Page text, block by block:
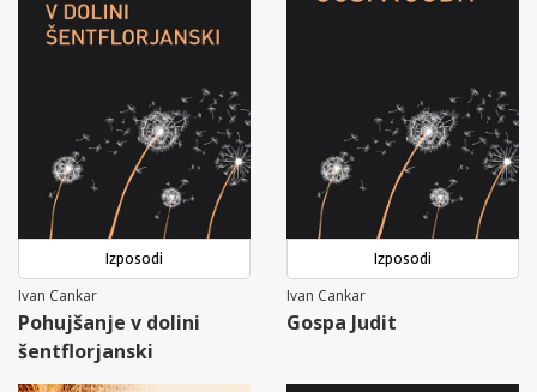
Izposodi
Ivan Cankar
Pohujšanje v dolini
šentflorjanski
Izposodi
Ivan Cankar
Gospa Judit